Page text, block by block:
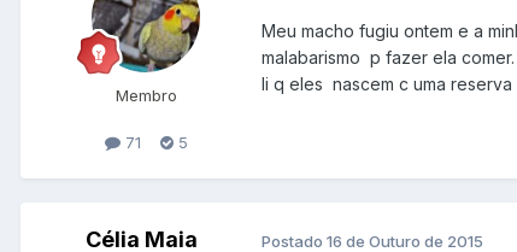
Membro
71 5
Meu macho fugiu ontem e a
malabarismo p fazer ela
li q eles nascem c uma
Célia Maia Postado 16 de Outuro de 2015